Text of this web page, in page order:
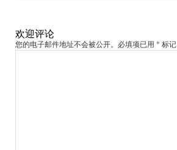
欢迎评论
您的电子邮件地址不会被公开。必填项已用 * 标记